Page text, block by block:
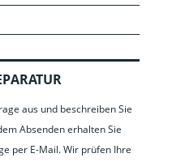
aus und beschreiben Sie
Absenden erhalten Sie
per E-Mail. Wir prüfen Ihre